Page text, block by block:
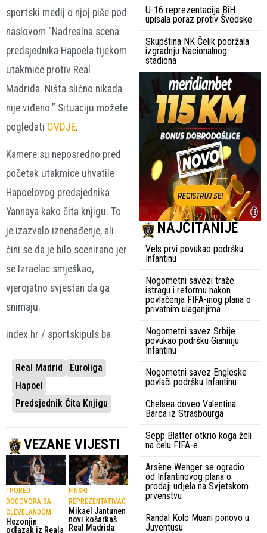
sportski medij o njoj piše pod
naslovom “Nadrealna scena
predsjednika Hapoela tijekom
utakmice protiv Real
Madrida. Ništa slično nikada
nije viđeno.” Situaciju možete
pogledati OVDJE.
Kamere su neposredno pred
početak utakmice uhvatile
Hapoelovog predsjednika
Yannaya kako čita knjigu. To
je izazvalo iznenađenje, ali
čini se da je bilo scenirano jer
se Izraelac smješkao,
vjerojatno svjestan da ga
snimaju.
index.hr / sportskipuls.ba
Real Madrid
Euroliga
Hapoel
Predsjednik Čita Knjigu
VEZANE VIJESTI
I PORED
DOGOVORA SA
CLEVELANDOM
Hezonjin
odlazak iz Reala
FINSKI
REPREZENTATIVAC
Mikael Jantunen
novi košarkaš
Real Madrida
U-16 reprezentacija BiH
upisala poraz protiv Švedske
Skupština NK Čelik podržala
izgradnju Nacionalnog
stadiona
NAJČITANIJE
Vels prvi povukao podršku
Infantinu
Nogometni savezi traže
istragu i reformu nakon
povlačenja FIFA-inog plana o
privatnim ulaganjima
Nogometni savez Srbije
povukao podršku Gianniju
Infantinu
Nogometni savez Engleske
povlači podršku Infantinu
Chelsea doveo Valentina
Barca iz Strasbourga
Sepp Blatter otkrio koga želi
na čelu FIFA-e
Arsène Wenger se ogradio
od Infantinovog plana o
prodaji udjela na Svjetskom
prvenstvu
Randal Kolo Muani ponovo u
Juventusu